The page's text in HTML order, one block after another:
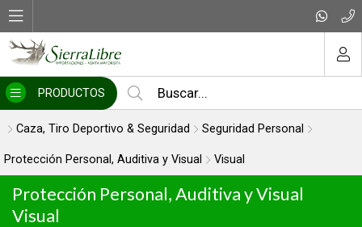
PRODUCTOS
Caza, Tiro Deportivo & Seguridad Seguridad Personal
Protección Personal, Auditiva y Visual Visual
Protección Personal, Auditiva y Visual
Visual